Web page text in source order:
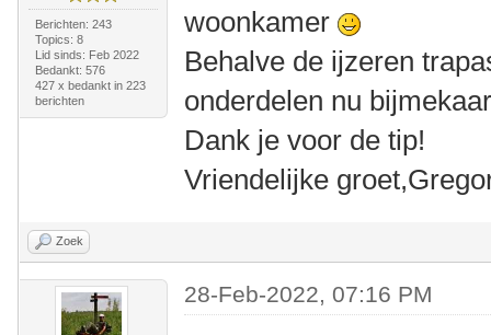
Berichten: 243
Topics: 8
Lid sinds: Feb 2022
Bedankt: 576
427 x bedankt in 223
berichten
woonkamer
Behalve de ijzeren
onderdelen nu
Dank je voor de tip!
Vriendelijke
Zoek
28-Feb-2022, 07:16 PM